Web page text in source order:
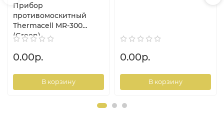
Прибор
противомоскитный
Thermacell MR-300
(Green)
0.00р.
В корзину
0.00р.
В корзину